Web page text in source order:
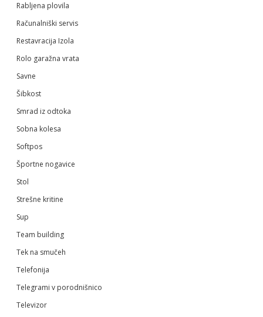
Rabljena plovila
Računalniški servis
Restavracija Izola
Rolo garažna vrata
Savne
Šibkost
Smrad iz odtoka
Sobna kolesa
Softpos
Športne nogavice
Stol
Strešne kritine
Sup
Team building
Tek na smučeh
Telefonija
Telegrami v porodnišnico
Televizor